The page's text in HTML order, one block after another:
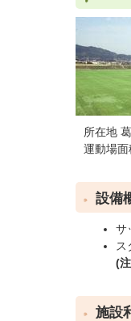
所在地
運動場
設備
サ
ス
(
施設